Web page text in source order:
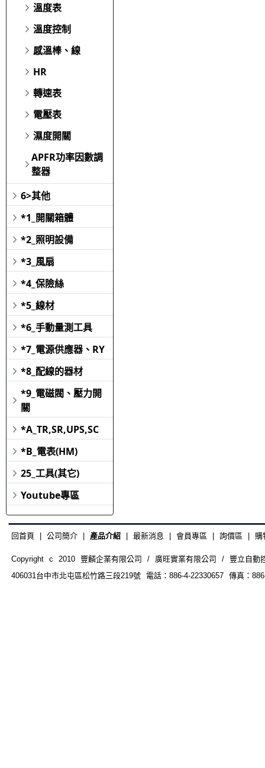
溫度表
溫度控制
感溫棒、線
HR
轉速表
電壓表
濕度開關
APFR功率因數調
整器
6>其他
*1_開關箱體
*2_照明設備
*3_風扇
*4_保險絲
*5_線材
*6_手動量測工具
*7_電源供應器、RY
*8_配線的器材
*9_電磁閥、壓力開
關
*A_TR,SR,UPS,SC
*B_電表(HM)
25_工具(其它)
Youtube專區
回首頁 公司簡介| 產品介紹| 最新消息 會員專區 詢價區 購
Copyright c 2010 豐麟企業有限公司 / 廣旺實業有限公司 / 豐立自動
406031台中市北屯區松竹路三段219號 電話：886-4-22330657 傳真：